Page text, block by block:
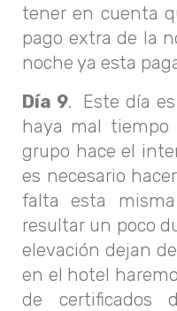
tener en cuenta
pago extra de la
noche ya esta
Día 9. Este día
haya mal tiempo
grupo hace el
es necesario
falta esta
resultar un poco
elevación dejan
en el hotel
de certificados